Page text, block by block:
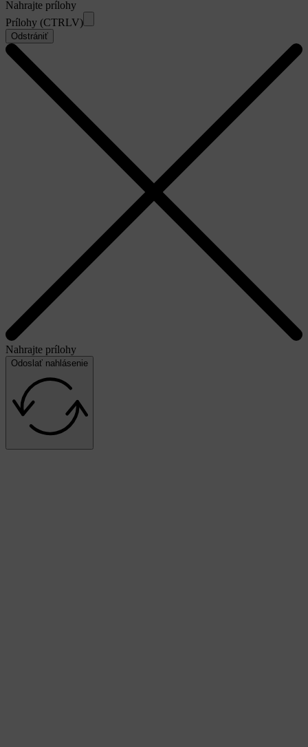
Nahrajte prílohy
Prílohy (CTRLV)
Odstrániť
Nahrajte prílohy
Odoslať nahlásenie